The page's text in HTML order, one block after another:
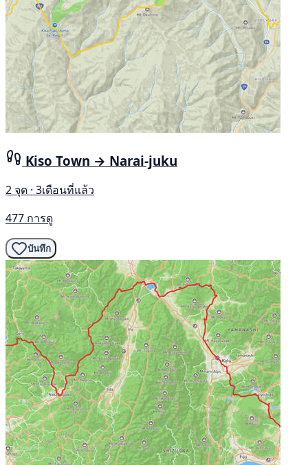
Kiso Town → Narai-juku
2 จุด · 3เดือนที่แล้ว
477 การดู
บันทึก